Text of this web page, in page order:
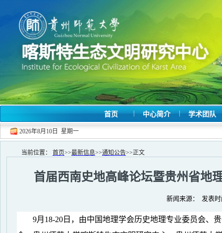
首页 | 中心简介 | 学术团队
2026年8月10日 星期一
当前位置： 首页>>最新信息>>通知公告>>正文
首届西南史地高峰论坛暨贵州省地
新闻来源： 发表
9月 18-20 日，由中国地理学会历史地理专业委员会、